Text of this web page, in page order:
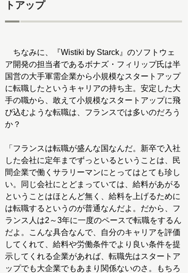
トアップ
ちなみに、『Wistiki by Starck』のソフトウェ
ア開発の担当者であるボナズ・フィリップ氏は半
国営の大手軍需企業から小規模なスタートアップ
に転職したというキャリアの持ち主。安定した大
手の職から、敢えて小規模なスタートアップに飛
び込むような転職は、フランスでは多いのだろう
か？
「フランスは転職が盛んな国なんだ。新卒で入社
した会社に定年までずっといるということは、民
間企業で働くサラリーマンにとってはとても珍し
い。同じ会社にとどまっていては、給料があがる
ということはほとんど無く、給料を上げるために
は転職するというのが普通なんだよ。だから、フ
ランス人は2～3年に一度のペースで転職をするん
だよ。こんな具合なんで、自分のキャリアを評価
してくれて、給料や労働条件でより良い条件を提
示してくれる企業があれば、転職先はスタートア
ップでも大企業でもあまり関係ないのさ。もちろ